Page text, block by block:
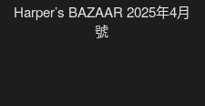
Harper’s BAZAAR 2025年4月
號